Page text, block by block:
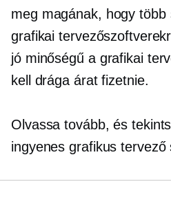
meg magának, hogy több
grafikai
jó minőségűa grafikai
kell drága árat fizetnie.
Olvassa tovább, és
ingyenes grafikus tervező